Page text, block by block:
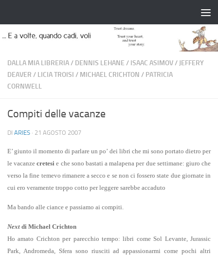
DALLA MIA LIBRERIA/ DENNIS LEHANE / ISAAC ASIMOV/ JEFFERY
DEAVER / LICIA TROISI / MICHAEL CRICHTON / PATRICIA
CORNWELL
Compiti delle vacanze
DI ARIES · 21 AGOSTO 2007
E’ giunto il momento di parlare un po’ dei libri che mi sono portato dietro per
le vacanzecretesi e che sono bastati a malapena per due settimane: giuro che
verso la fine temevo rimanere a secco e se non ci fossero state due giornate in
cui ero veramente troppo cotto per leggere sarebbe accaduto
Ma bando alle ciance e passiamo ai compiti.
Next di Michael Crichton
Ho amato Crichton per parecchio tempo: libri come Sol Levante, Jurassic
Park, Andromeda, Sfera sono riusciti ad appassionarmi come pochi altri